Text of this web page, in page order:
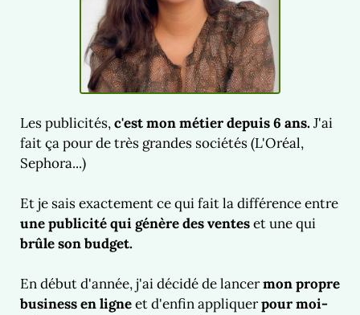
Les publicités,c'est mon métier depuis 6 ans.J'ai
fait ça pour de très grandes sociétés (L'Oréal,
Sephora...)
Et je sais exactement ce qui fait la différence entre
une publicité qui génère des venteset une qui
brûle son budget.
En début d'année, j'ai décidé de lancermon propre
business en ligneet d'enfin appliquerpour moi-